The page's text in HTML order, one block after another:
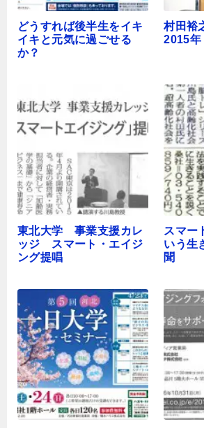
どうすれば後半生をイキ
イキと元気に過ごせる
か？
村田裕
2015年
東北大学 事業支援カレ
ッジ スマート・エイジ
ング提唱
スマー
いう生
聞